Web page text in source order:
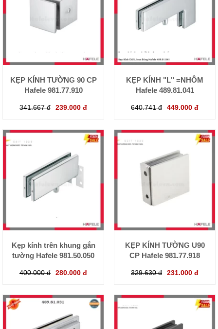
KẸP KÍNH TƯỜNG 90 CP
Hafele 981.77.910
341.667 đ 239.000 đ
KẸP KÍNH "L" =NHÔM
Hafele 489.81.041
640.741 đ 449.000 đ
Kẹp kính trên khung gắn
tường Hafele 981.50.050
400.000 đ 280.000 đ
KẸP KÍNH TƯỜNG U90
CP Hafele 981.77.918
329.630 đ 231.000 đ